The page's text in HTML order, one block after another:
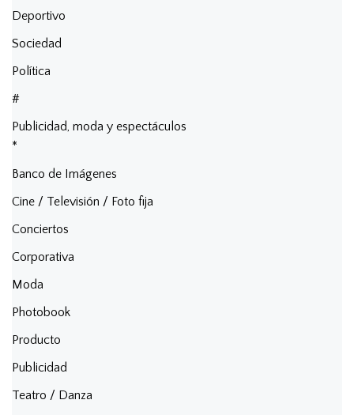
Deportivo
Sociedad
Política
#
Publicidad, moda y espectáculos
*
Banco de Imágenes
Cine / Televisión / Foto fija
Conciertos
Corporativa
Moda
Photobook
Producto
Publicidad
Teatro / Danza